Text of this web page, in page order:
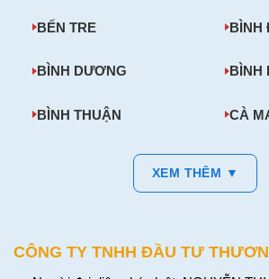
BẾN TRE BÌNH
BÌNH DƯƠNG BÌNH
BÌNH THUẬN CÀ
XEM THÊM ▼
CÔNG TY TNHH ĐẦU TƯ